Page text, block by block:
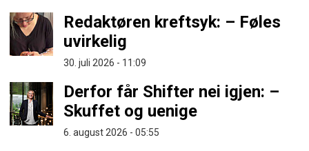
Redaktøren kreftsyk: – Føles
uvirkelig
30. juli 2026 - 11:09
Derfor får Shifter nei igjen: –
Skuffet og uenige
6. august 2026 - 05:55